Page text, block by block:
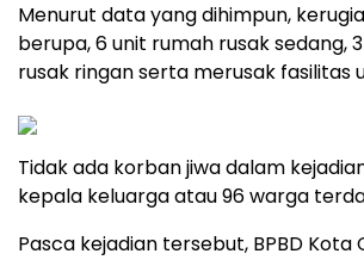
Menurut data yang dihimpun,
berupa, 6 unit rumah rusak sedang,
rusak ringan serta merusak fasilitas
Tidak ada korban jiwa dalam
kepala keluarga atau 96 warga
Pasca kejadian tersebut, BPBD Kota